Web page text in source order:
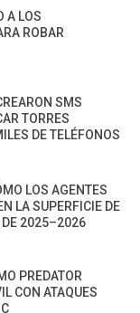
A LOS
ROBAR
SMS
TORRES
DE TELÉFONOS
LOS AGENTES
LA SUPERFICIE DE
DE 2025–2026
PREDATOR
CON ATAQUES